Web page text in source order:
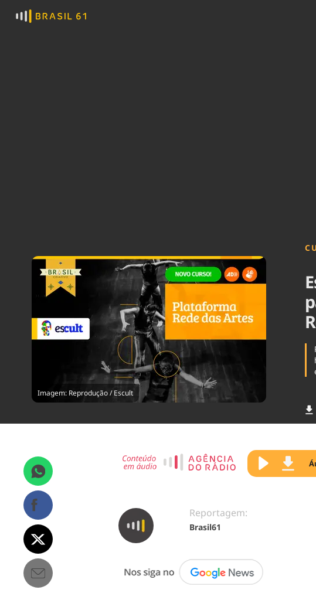
Imagem: Reprodução / Escult
Reportagem:
Brasil61